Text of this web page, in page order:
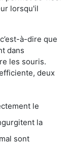
lorsqu'il
à-dire que
dans
les souris.
deux
le
la
sont